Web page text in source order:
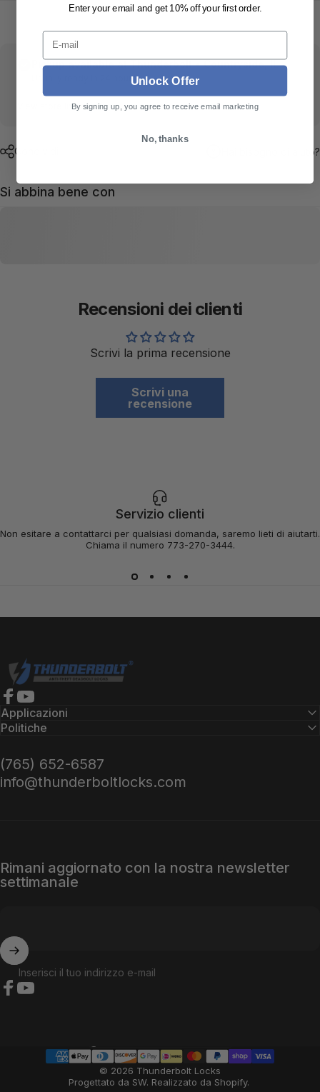
Pickup available atThunderbolt • Countryside, IL
Usually ready in 24 hours
View store information
Condividi Hai bisogno di aiuto?
Si abbina bene con
Recensioni dei clienti
Scrivi la prima recensione
Scrivi una
recensione
Servizio clienti
Non esitare a contattarci per qualsiasi domanda, saremo lieti di aiutarti.
Chiama il numero 773-270-3444.
Serrature Thunderbolt
Facebook
YouTube
Applicazioni
Politiche
(765) 652-6587
info@thunderboltlocks.com
Rimani aggiornato con la nostra newsletter
settimanale
Inserisci il tuo indirizzo e-mail
© 2026 Thunderbolt Locks
Progettato da SW. Realizzato da Shopify.
Paese/regione
Enter your email and get 10% off your first order.
E-mail
Unlock Offer
By signing up, you agree to receive email marketing
No, thanks